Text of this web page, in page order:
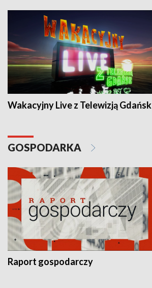
Wakacyjny Live z Telewizją Gdańsk
GOSPODARKA
Raport gospodarczy